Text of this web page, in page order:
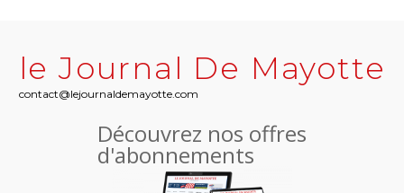
le Journal De Mayotte
contact@lejournaldemayotte.com
Découvrez nos offres
d'abonnements